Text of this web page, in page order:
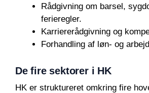
Rådgivning om barsel,
ferieregler.
Karriererådgivning og
Forhandling af løn- og
De fire sektorer i HK
HK er struktureret omkring fire